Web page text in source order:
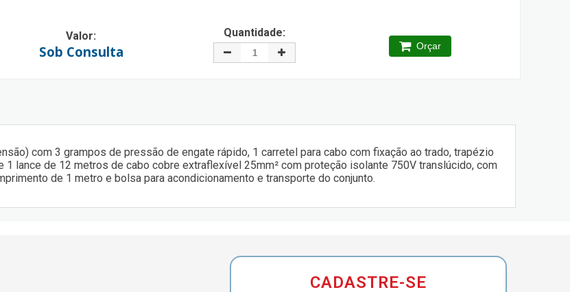
Valor:
Sob Consulta
Quantidade:
Orçar
com 3 grampos de pressão de engate rápido, 1 carretel para cabo com fixação ao trado, trapézio
lance de 12 metros de cabo cobre extraflexível 25mm² com proteção isolante 750V translúcido, com
de 1 metro e bolsa para acondicionamento e transporte do conjunto.
CADASTRE-SE